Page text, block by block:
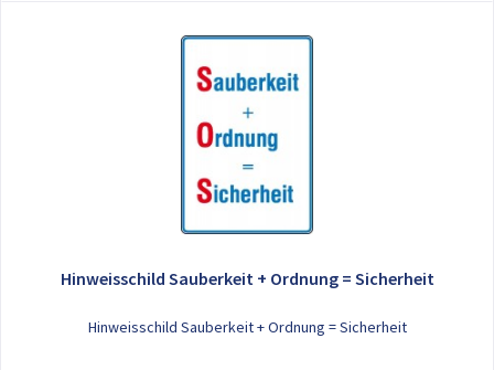
Hinweisschild Sauberkeit + Ordnung = Sicherheit
Hinweisschild Sauberkeit + Ordnung = Sicherheit